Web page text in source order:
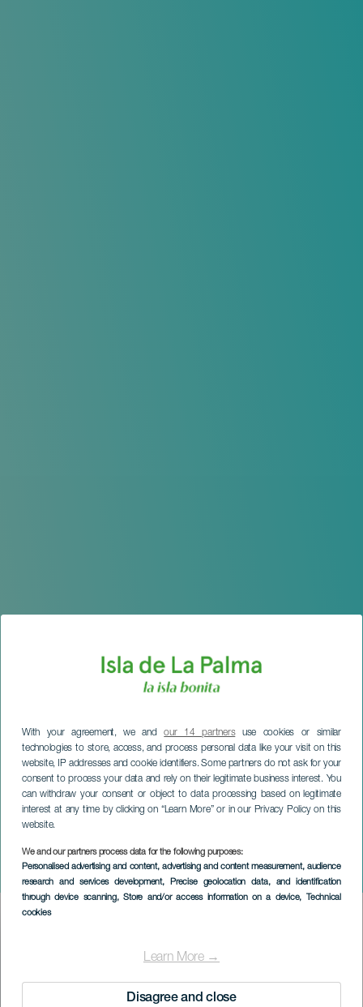
With your agreement, we andour 14 partnersuse cookies or similar
technologies to store, access, and process personal data like your visit on this
website, IP addresses and cookie identifiers. Some partners do not ask for your
consent to process your data and rely on their legitimate business interest. You
can withdraw your consent or object to data processing based on legitimate
interest at any time by clicking on “Learn More” or in our Privacy Policy on this
website.
We and our partners process data for the following purposes:
Personalised advertising and content, advertising and content measurement, audience
research and services development, Precise geolocation data, and identification
through device scanning, Store and/or access information on a device, Technical
cookies
Learn More →
Disagree and close
Ensemble Nexus in
concert
Imagen